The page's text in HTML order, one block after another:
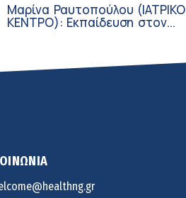
Μαρίνα Ραυτοπούλου (ΙΑΤΡΙΚΟ
ΚΕΝΤΡΟ): Εκπαίδευση στον